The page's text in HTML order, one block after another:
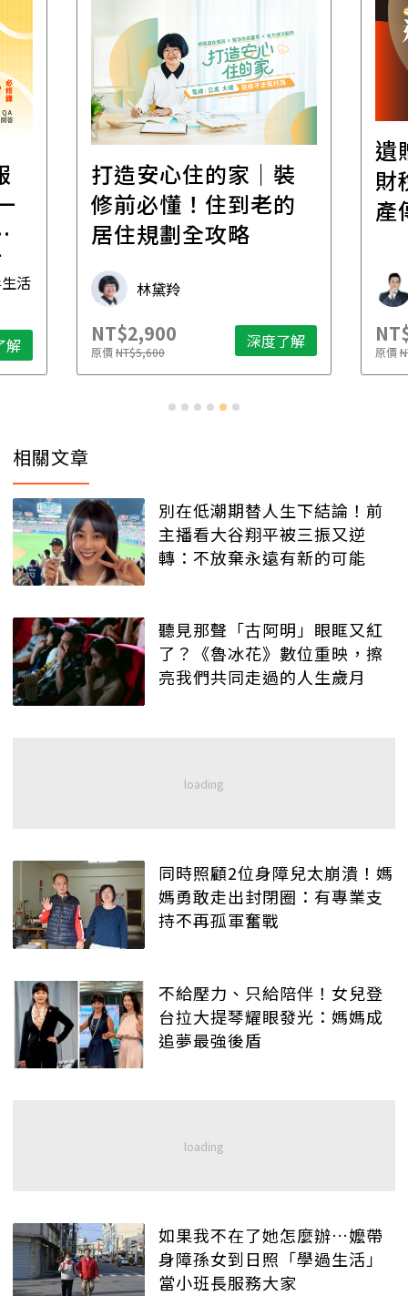
活
解
打造安心住的家｜裝
修前必懂！住到老的
居住規劃全攻略
林黛羚
NT$2,900
原價NT$5,600 深度了解
遺
財
產
原價
相關文章
別在低潮期替人生下結論！前
主播看大谷翔平被三振又逆
轉：不放棄永遠有新的可能
聽見那聲「古阿明」眼眶又紅
了？《魯冰花》數位重映，擦
亮我們共同走過的人生歲月
同時照顧2位身障兒太崩潰！媽
媽勇敢走出封閉圈：有專業支
持不再孤軍奮戰
不給壓力、只給陪伴！女兒登
台拉大提琴耀眼發光：媽媽成
追夢最強後盾
如果我不在了她怎麼辦…嬤帶
身障孫女到日照「學過生活」
當小班長服務大家